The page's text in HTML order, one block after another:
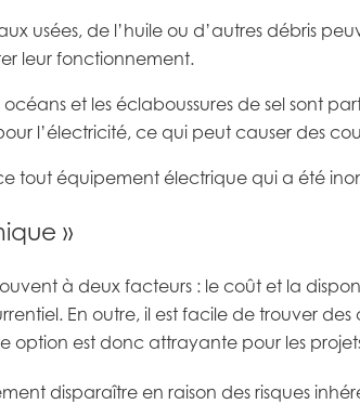
usées, de l’huile ou d’autres débris
leur fonctionnement.
océans et les éclaboussures de sel sont
l’électricité, ce qui peut causer des
tout équipement électrique qui a été
»
à deux facteurs : le coût et la
En outre, il est facile de trouver
option est donc attrayante pour les
disparaître en raison des risques